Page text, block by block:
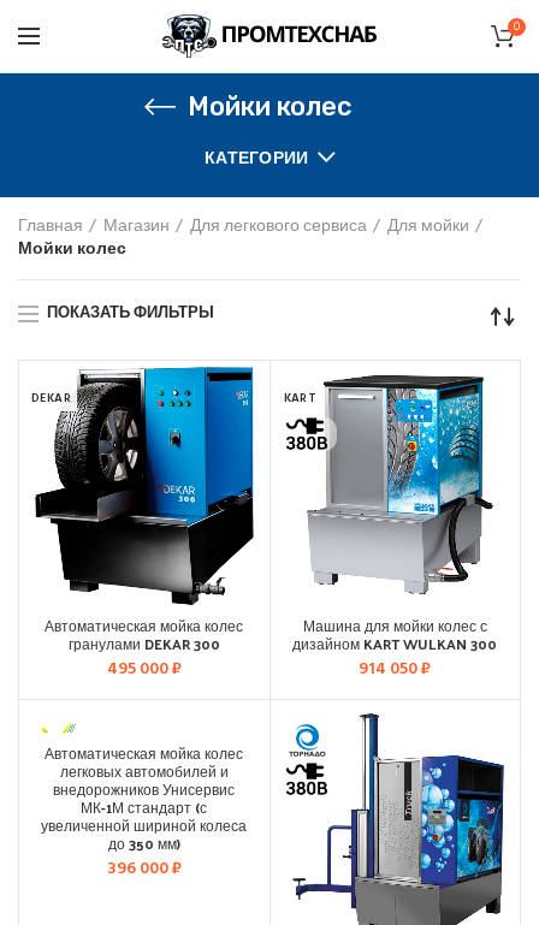
0
Мойки колес
КАТЕГОРИИ
Главная Магазин Для легкового сервиса
Для мойки
Мойки колес
ПОКАЗАТЬ ФИЛЬТРЫ
DEKAR
Автоматическая мойка колес
гранулами DEKAR 300
495 000₽
KART
Машина для мойки колес с
дизайном KART WULKAN 300
914 050₽
Автоматическая мойка колес
легковых автомобилей и
внедорожников Унисервис
МК-1М стандарт (с
увеличенной шириной колеса
до 350 мм)
396 000₽